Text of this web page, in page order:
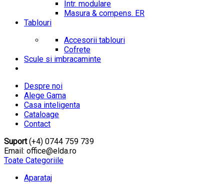
Intr. modulare
Masura & compens. ER
Tablouri
Accesorii tablouri
Cofrete
Scule si imbracaminte
Despre noi
Alege Gama
Casa inteligenta
Cataloage
Contact
Suport(+4) 0744 759 739
Email: office@elda.ro
Toate Categoriile
Aparataj